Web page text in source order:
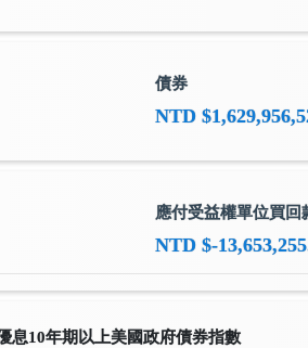
債券
NTD
應付受益權單位買回
NTD $-
息10年期以上美國政府債券指數